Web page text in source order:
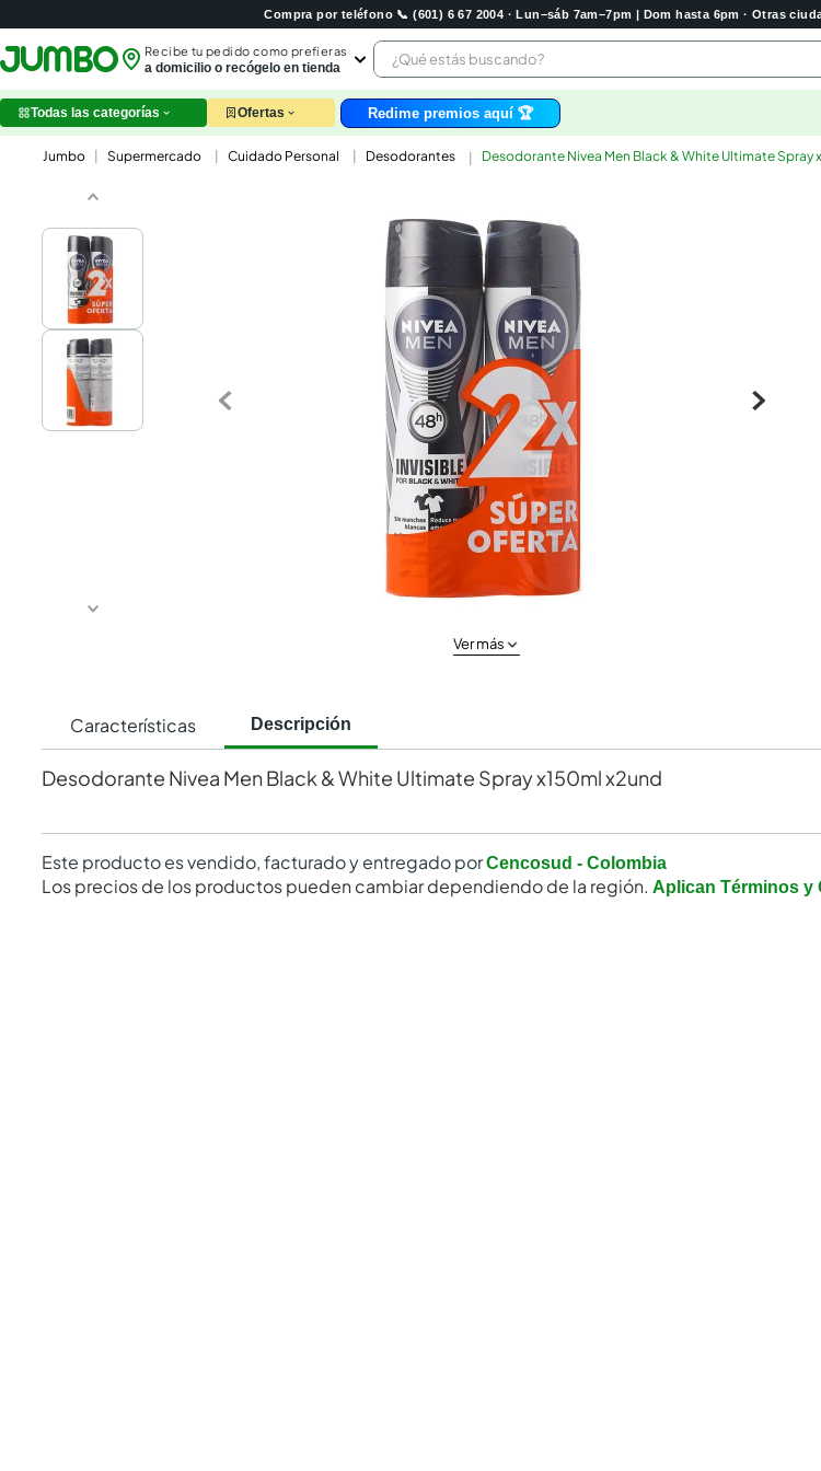
Compra por teléfono 📞 (601) 6 67 2004 · Lun–sáb 7am–7pm | Dom hasta 6pm · Otras
Recibe tu pedido como prefieras
a domicilio o recógelo en tienda
¿Qué estás buscando?
leche
huevos
galletas
aceite
queso
nutribela
pollo
cafe
Todas las categorías Ofertas Redime premios aquí 🏆
Supermercado Cuidado Personal Desodorantes Desodorante Nivea Men Black & White Ultimate Spray
Ver más
Características Descripción
Desodorante Nivea Men Black & White Ultimate Spray x150ml x2und
Este producto es vendido, facturado y entregado porCencosud - Colombia
Los precios de los productos pueden cambiar dependiendo de la región. Aplican Términos y